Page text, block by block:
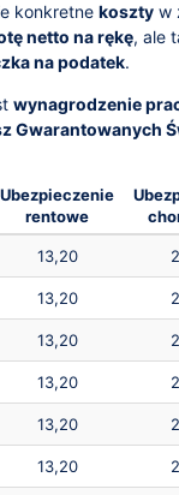
konkretne koszty w
netto na rękę, ale
na podatek.
wynagrodzenie
Gwarantowanych
Ubezpieczenie
rentowe
13,20
13,20
13,20
13,20
13,20
13,20